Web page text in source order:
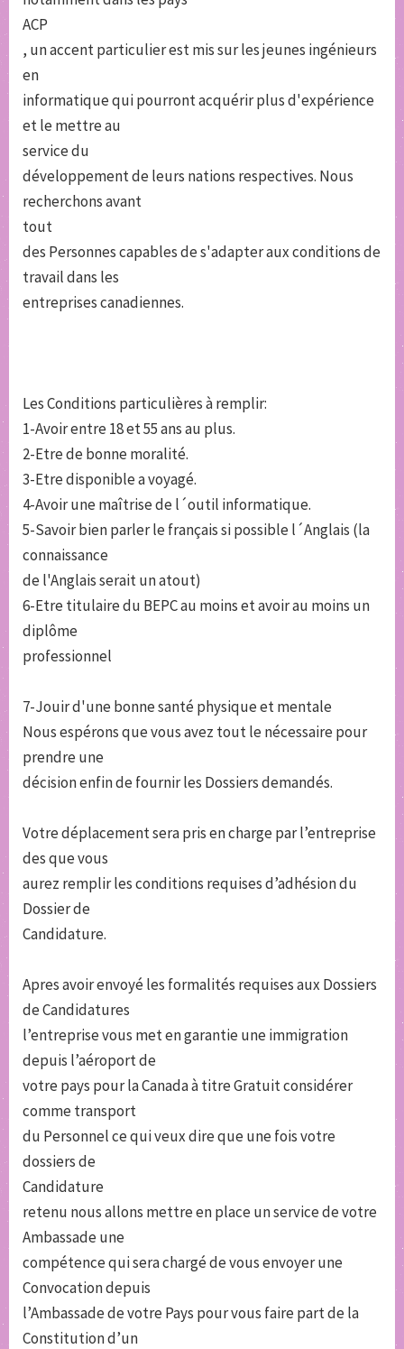
ACP
, un accent particulier est mis sur les jeunes ingénieurs
en
informatique qui pourront acquérir plus d'expérience
et le mettre au
service du
développement de leurs nations respectives. Nous
recherchons avant
tout
des Personnes capables de s'adapter aux conditions de
travail dans les
entreprises canadiennes.
Les Conditions particulières à remplir:
1-Avoir entre 18 et 55 ans au plus.
2-Etre de bonne moralité.
3-Etre disponible a voyagé.
4-Avoir une maîtrise de l´outil informatique.
5-Savoir bien parler le français si possible l´Anglais (la
connaissance
de l'Anglais serait un atout)
6-Etre titulaire du BEPC au moins et avoir au moins un
diplôme
professionnel
7-Jouir d'une bonne santé physique et mentale
Nous espérons que vous avez tout le nécessaire pour
prendre une
décision enfin de fournir les Dossiers demandés.
Votre déplacement sera pris en charge par l’entreprise
des que vous
aurez remplir les conditions requises d’adhésion du
Dossier de
Candidature.
Apres avoir envoyé les formalités requises aux Dossiers
de Candidatures
l’entreprise vous met en garantie une immigration
depuis l’aéroport de
votre pays pour la Canada à titre Gratuit considérer
comme transport
du Personnel ce qui veux dire que une fois votre
dossiers de
Candidature
retenu nous allons mettre en place un service de votre
Ambassade une
compétence qui sera chargé de vous envoyer une
Convocation depuis
l’Ambassade de votre Pays pour vous faire part de la
Constitution d’un